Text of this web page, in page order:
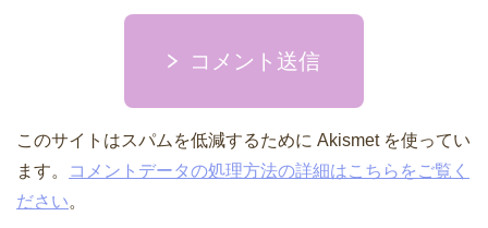
コメント送信
このサイトはスパムを低減するために Akismet を使ってい
ます。
コメントデータの処理方法の詳細はこちらをご覧く
ださい。